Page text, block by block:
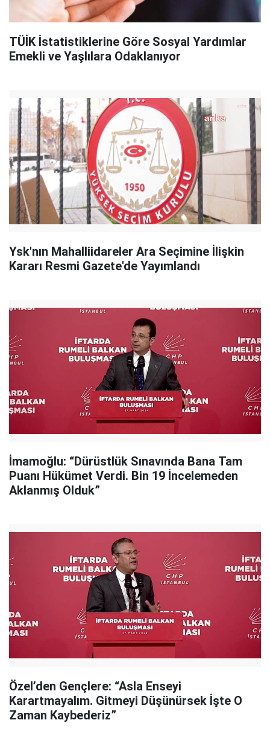
TÜİK İstatistiklerine Göre Sosyal Yardımlar
Emekli ve Yaşlılara Odaklanıyor
Ysk'nın Mahalliidareler Ara Seçimine İlişkin
Kararı Resmi Gazete'de Yayımlandı
İmamoğlu: “Dürüstlük Sınavında Bana Tam
Puanı Hükümet Verdi. Bin 19 İncelemeden
Aklanmış Olduk”
Özel’den Gençlere: “Asla Enseyi
Karartmayalım. Gitmeyi Düşünürsek İşte O
Zaman Kaybederiz”